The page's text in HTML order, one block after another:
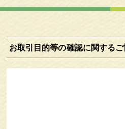
お取引目的等の確認に関する